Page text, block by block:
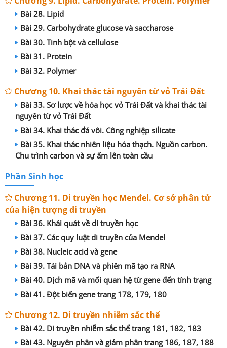
Bài 28. Lipid
Bài 29. Carbohydrate glucose và saccharose
Bài 30. Tinh bột và cellulose
Bài 31. Protein
Bài 32. Polymer
Chương 10. Khai thác tài nguyên từ vỏ Trái Đất
Bài 33. Sơ lược về hóa học vỏ Trái Đất và khai thác tài
nguyên từ vỏ Trái Đất
Bài 34. Khai thác đá vôi. Công nghiệp silicate
Bài 35. Khai thác nhiên liệu hóa thạch. Nguồn carbon.
Chu trình carbon và sự ấm lên toàn cầu
Phần Sinh học
Chương 11. Di truyền học Menđel. Cơ sở phân tử
của hiện tượng di truyền
Bài 36. Khái quát về di truyền học
Bài 37. Các quy luật di truyền của Mendel
Bài 38. Nucleic acid và gene
Bài 39. Tái bản DNA và phiên mã tạo ra RNA
Bài 40. Dịch mã và mối quan hệ từ gene đến tính trạng
Bài 41. Đột biến gene trang 178, 179, 180
Chương 12. Di truyền nhiễm sắc thể
Bài 42. Di truyền nhiễm sắc thể trang 181, 182, 183
Bài 43. Nguyên phân và giảm phân trang 186, 187, 188